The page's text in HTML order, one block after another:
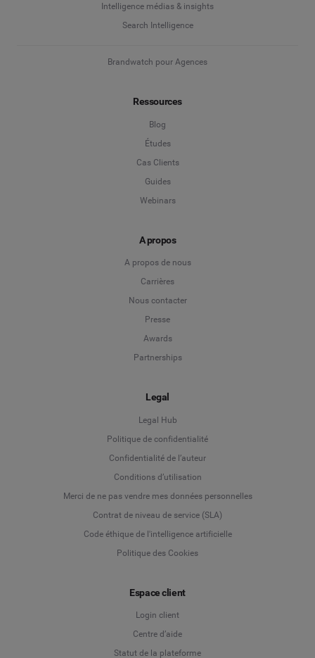
Intelligence médias & insights
Search Intelligence
Brandwatch pour Agences
Ressources
Blog
Études
Cas Clients
Guides
Webinars
A propos
A propos de nous
Carrières
Nous contacter
Presse
Awards
Partnerships
Legal
Legal Hub
Politique de confidentialité
Confidentialité de l’auteur
Conditions d’utilisation
Merci de ne pas vendre mes données personnelles
Contrat de niveau de service (SLA)
Code éthique de l'intelligence artificielle
Politique des Cookies
Espace client
Login client
Centre d’aide
Statut de la plateforme
English
Español